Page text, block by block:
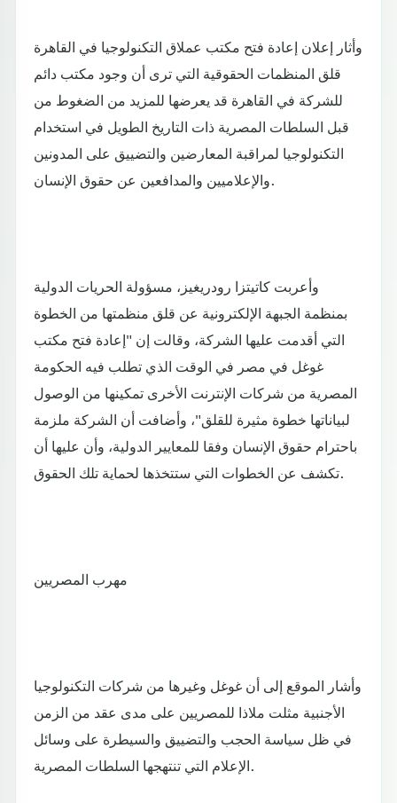
وأثار إعلان إعادة فتح مكتب عملاق التكنولوجيا في القاهرة
قلق المنظمات الحقوقية التي ترى أن وجود مكتب دائم
للشركة في القاهرة قد يعرضها للمزيد من الضغوط من
قبل السلطات المصرية ذات التاريخ الطويل في استخدام
التكنولوجيا لمراقبة المعارضين والتضييق على المدونين
والإعلاميين والمدافعين عن حقوق الإنسان.
وأعربت كاتيتزا رودريغيز، مسؤولة الحريات الدولية
بمنظمة الجبهة الإلكترونية عن قلق منظمتها من الخطوة
التي أقدمت عليها الشركة، وقالت إن "إعادة فتح مكتب
غوغل في مصر في الوقت الذي تطلب فيه الحكومة
المصرية من شركات الإنترنت الأخرى تمكينها من الوصول
لبياناتها خطوة مثيرة للقلق"، وأضافت أن الشركة ملزمة
باحترام حقوق الإنسان وفقا للمعايير الدولية، وأن عليها أن
تكشف عن الخطوات التي ستتخذها لحماية تلك الحقوق.
مهرب المصريين
وأشار الموقع إلى أن غوغل وغيرها من شركات التكنولوجيا
الأجنبية مثلت ملاذا للمصريين على مدى عقد من الزمن
في ظل سياسة الحجب والتضييق والسيطرة على وسائل
الإعلام التي تنتهجها السلطات المصرية.